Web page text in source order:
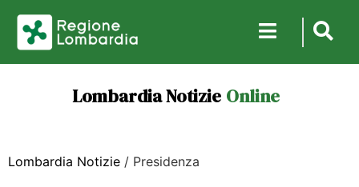
Lombardia Notizie Online
Lombardia Notizie / Presidenza